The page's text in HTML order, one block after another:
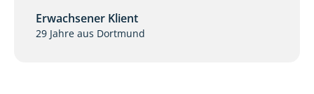
Erwachsener Klient
29 Jahre aus Dortmund